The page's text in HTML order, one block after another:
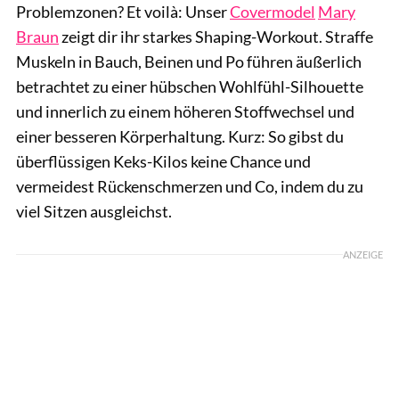
Problemzonen? Et voilà: UnserCovermodel Mary
Braunzeigt dir ihr starkes Shaping-Workout. Straffe
Muskeln in Bauch, Beinen und Po führen äußerlich
betrachtet zu einer hübschen Wohlfühl-Silhouette
und innerlich zu einem höheren Stoffwechsel und
einer besseren Körperhaltung. Kurz: So gibst du
überflüssigen Keks-Kilos keine Chance und
vermeidest Rückenschmerzen und Co, indem du zu
viel Sitzen ausgleichst.
ANZEIGE